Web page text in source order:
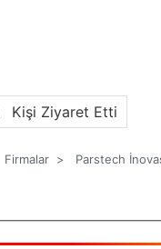
Kişi Ziyaret Etti
Firmalar > Parstech